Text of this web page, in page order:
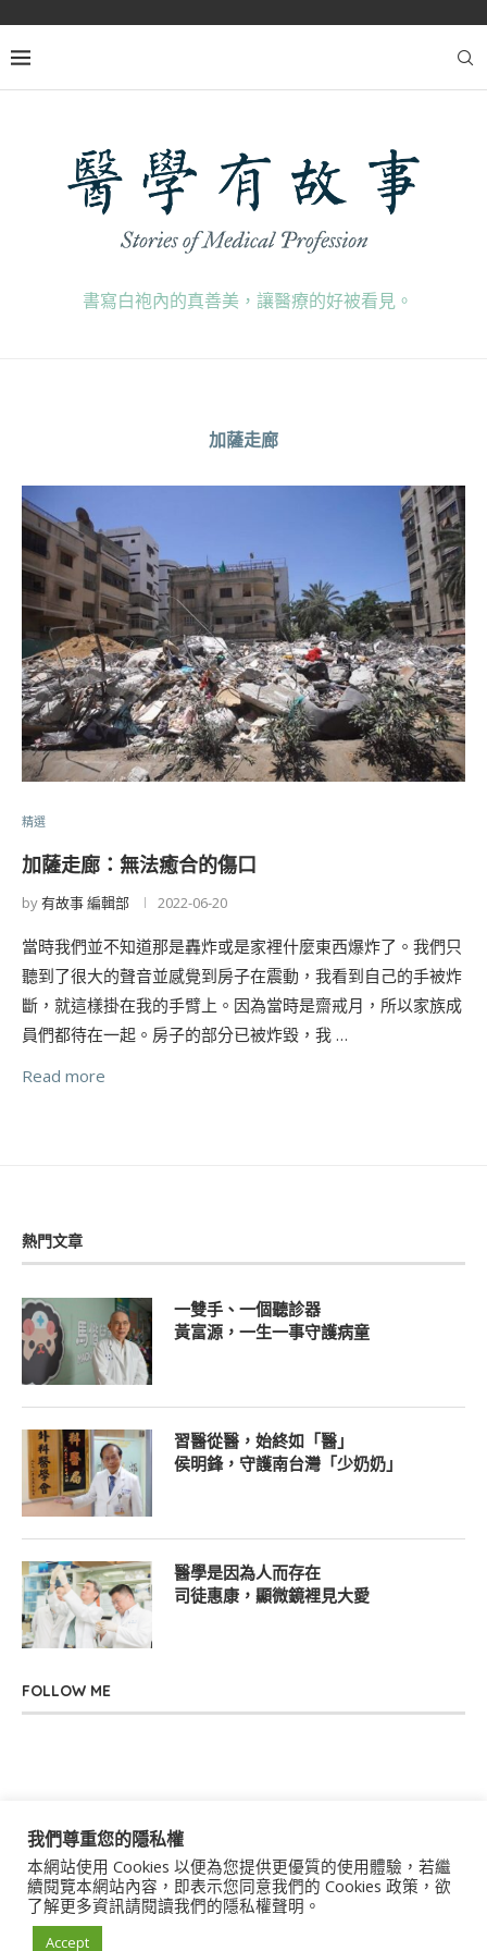
書寫白袍內的真善美，讓醫療的好被看見。
加薩走廊
精選
加薩走廊：無法癒合的傷口
by有故事 編輯部 2022-06-20
當時我們並不知道那是轟炸或是家裡什麼東西爆炸了。我們只
聽到了很大的聲音並感覺到房子在震動，我看到自己的手被炸
斷，就這樣掛在我的手臂上。因為當時是齋戒月，所以家族成
員們都待在一起。房子的部分已被炸毀，我 …
Read more
熱門文章
一雙手、一個聽診器
黃富源，一生一事守護病童
習醫從醫，始終如「醫」
侯明鋒，守護南台灣「少奶奶」
醫學是因為人而存在
司徒惠康，顯微鏡裡見大愛
FOLLOW ME
關於我們 聯絡我們 服務條款 隱私權政策
著作權聲明 作者群
我們尊重您的隱私權
本網站使用 Cookies 以便為您提供更優質的使用體驗，若繼
續閱覽本網站內容，即表示您同意我們的 Cookies 政策，欲
了解更多資訊請閱讀我們的隱私權聲明。
Accept